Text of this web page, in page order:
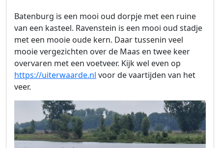
Batenburg is een mooi oud dorpje met een ruine
van een kasteel. Ravenstein is een mooi oud stadje
met een mooie oude kern. Daar tussenin veel
mooie vergezichten over de Maas en twee keer
overvaren met een voetveer. Kijk wel even op
https://uiterwaarde.nl voor de vaartijden van het
veer.